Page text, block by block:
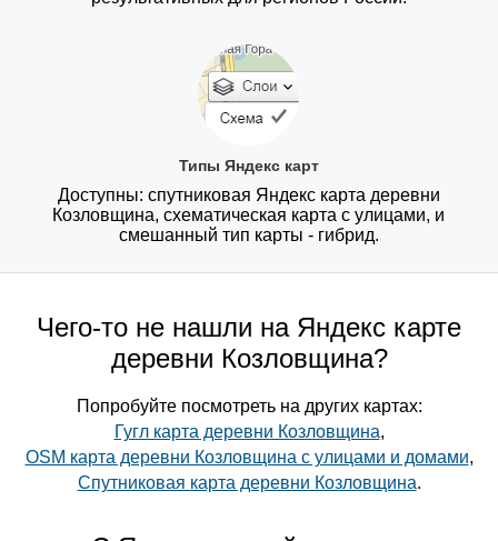
Типы Яндекс карт
Доступны: спутниковая Яндекс карта деревни
Козловщина, схематическая карта с улицами, и
смешанный тип карты - гибрид.
Чего-то не нашли на Яндекс карте
деревни Козловщина?
Попробуйте посмотреть на других картах:
Гугл карта деревни Козловщина,
OSM карта деревни Козловщина с улицами и домами,
Спутниковая карта деревни Козловщина.